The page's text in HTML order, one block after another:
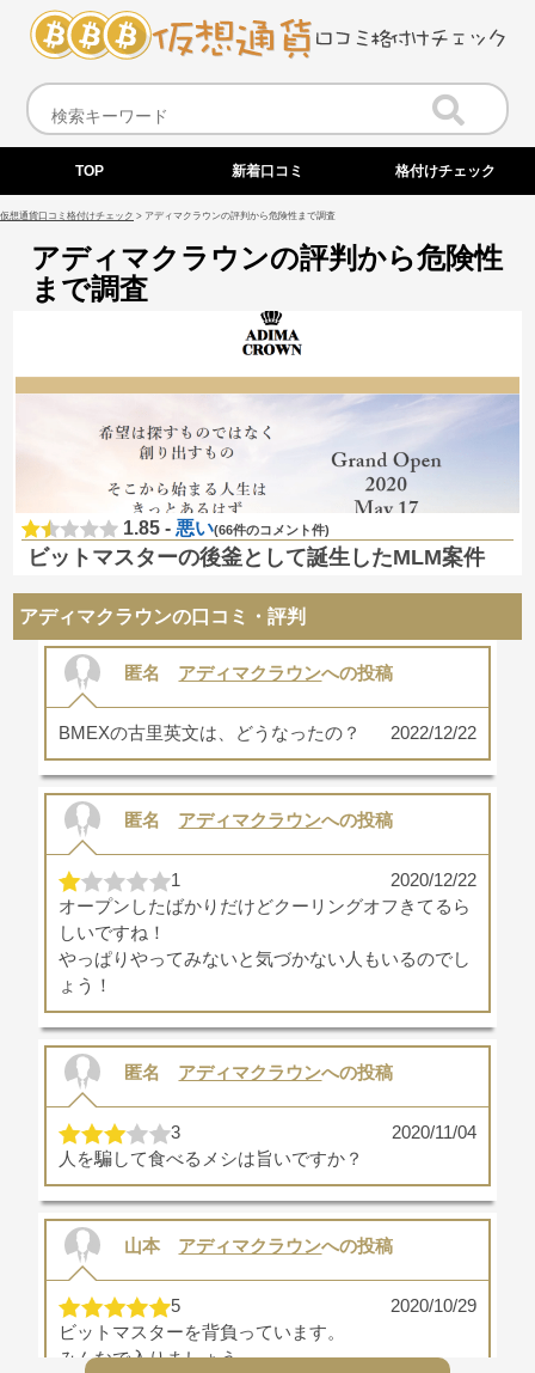
TOP 新着口コミ 格付けチェック
仮想通貨口コミ格付けチェック > アディマクラウンの評判から危険性まで調査
アディマクラウンの評判から危険性
まで調査
1.85 - 悪い(66件のコメント件)
ビットマスターの後釜として誕生したMLM案件
アディマクラウンの口コミ・評判
匿名 アディマクラウンへの投稿
2022/12/22
BMEXの古里英文は、どうなったの？
匿名 アディマクラウンへの投稿
2020/12/22
1
オープンしたばかりだけどクーリングオフきてるら
しいですね！
やっぱりやってみないと気づかない人もいるのでし
ょう！
匿名 アディマクラウンへの投稿
2020/11/04
3
人を騙して食べるメシは旨いですか？
山本 アディマクラウンへの投稿
2020/10/29
5
ビットマスターを背負っています。
みんなで入りましょう。